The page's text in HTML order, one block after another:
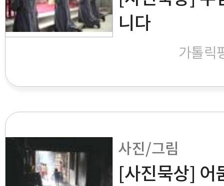
니다
가톨릭
사진/그림
[사진묵상] 어